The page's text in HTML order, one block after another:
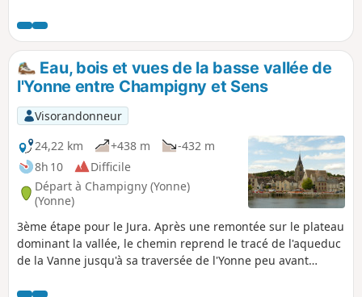
et Épipactis purpurata (Hélléborine pourprée).
Sur les pelouses, en lisière et sous les bois
clairs, ce sera plutôt Ophrys scolopax (Ophrys
bécasse), Orchis purpurea (Orchis pourpre) ou
Orchis Ustulata (Orchis brûlé). La floraison a
lieu en mai-juin, la plante dévoile alors ses
fleurs délicates que vous ne devez ni cueillir, ni
arracher. (la protection des espèces rares est
régie par l'arrêté ministériel du 20 janvier
1982).
Eau, bois et vues de la basse vallée de
l'Yonne entre Champigny et Sens
Visorandonneur
24,22 km
+438 m
-432 m
8h 10
Difficile
Départ à Champigny (Yonne)
(Yonne)
3ème étape pour le Jura. Après une remontée sur le plateau
dominant la vallée, le chemin reprend le tracé de l'aqueduc
de la Vanne jusqu'à sa traversée de l'Yonne peu avant